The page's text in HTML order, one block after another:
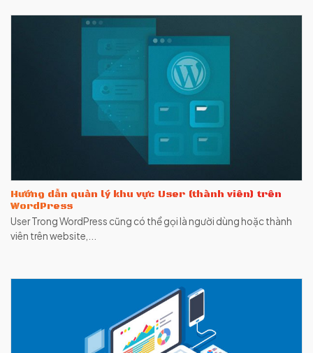
Hướng dẫn quản lý khu vực User (thành viên) trên
WordPress
User Trong WordPress cũng có thể gọi là người dùng hoặc thành
viên trên website,...